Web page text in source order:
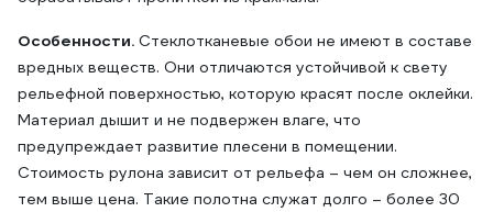
Особенности. Стеклотканевые обои не имеют в составе
вредных веществ. Они отличаются устойчивой к свету
рельефной поверхностью, которую красят после оклейки.
Материал дышит и не подвержен влаге, что
предупреждает развитие плесени в помещении.
Стоимость рулона зависит от рельефа – чем он сложнее,
тем выше цена. Такие полотна служат долго – более 30